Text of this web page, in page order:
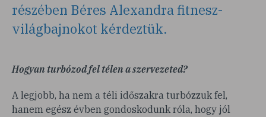
részében Béres Alexandra fitnesz-
világbajnokot kérdeztük.
Hogyan turbózod fel télen a szervezeted?
A legjobb, ha nem a téli időszakra turbózzuk fel,
hanem egész évben gondoskodunk róla, hogy jól